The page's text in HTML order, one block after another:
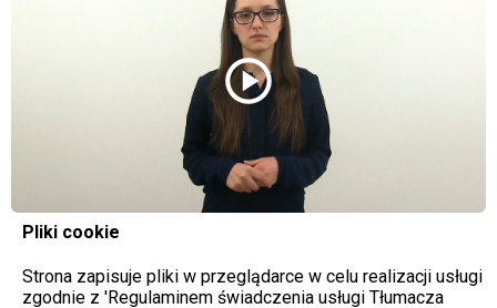
play_circle
Pliki cookie
Strona zapisuje pliki w przeglądarce w celu realizacji usługi
zgodnie z 'Regulaminem świadczenia usługi Tłumacza